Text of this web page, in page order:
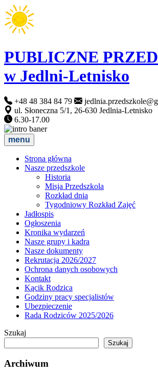
PUBLICZNE
w Jedlni-Letnisko
+48 48 384 84 79
ul. Słoneczna 5/1, 26-630 Jedlnia-Letnisko
6.30-17.00
menu
Strona główna
Nasze przedszkole
Historia
Misja Przedszkola
Rozkład dnia
Tygodniowy Rozkład Zajęć
Jadłospis
Ogłoszenia
Kronika wydarzeń
Nasze grupy i kadra
Nasze dokumenty
Rekrutacja 2026/2027
Ochrona danych osobowych
Kontakt
Kącik Rodzica
Godziny pracy specjalistów
Ubezpieczenie
Rada Rodziców 2025/2026
Szukaj
Szukaj
Archiwum